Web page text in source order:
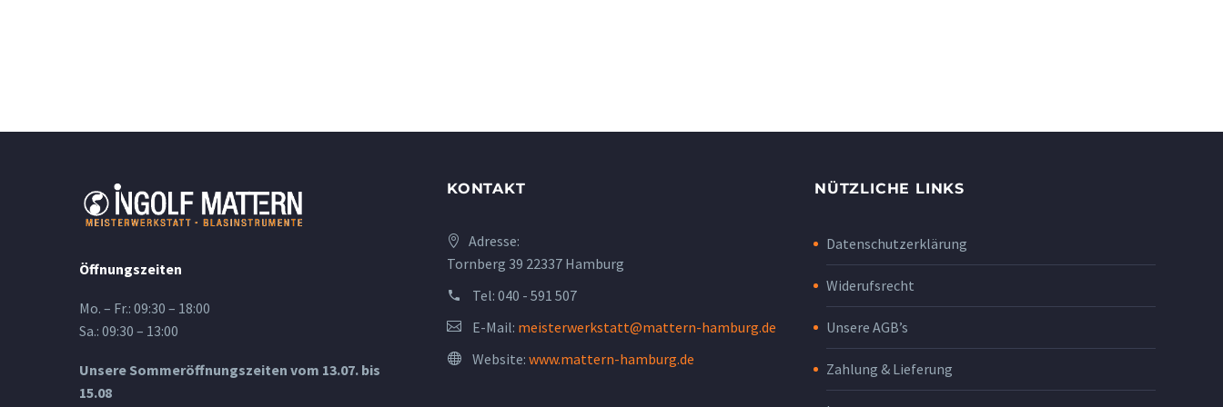
Öffnungszeiten
Mo. – Fr.: 09:30 – 18:00
Sa.: 09:30 – 13:00
Unsere Sommeröffnungszeiten vom 13.07. bis
15.08
KONTAKT
Adresse:
Tornberg 39 22337 Hamburg
Tel: 040 - 591 507
E-Mail: meisterwerkstatt@mattern-hamburg.de
Website: www.mattern-hamburg.de
NÜTZLICHE LINKS
Datenschutzerklärung
Widerufsrecht
Unsere AGB’s
Zahlung & Lieferung